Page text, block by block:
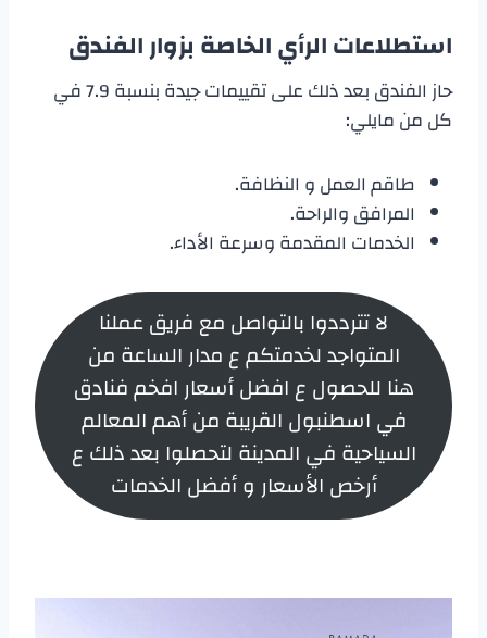
استطلاعات الرأي الخاصة بزوار الفندق
حاز الفندق بعد ذلك على تقييمات جيدة بنسبة 7.9 في
كل من مايلي:
طاقم العمل و النظافة.
المرافق والراحة.
الخدمات المقدمة وسرعة الأداء.
لا تترددوا بالتواصل مع فريق عملنا
المتواجد لخدمتكم ع مدار الساعة من
هنا للحصول ع افضل أسعار افخم فنادق
في اسطنبول القريبة من أهم المعالم
السياحية في المدينة لتحصلوا بعد ذلك ع
أرخص الأسعار و أفضل الخدمات